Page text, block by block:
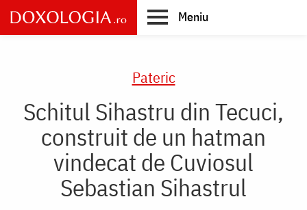
Skip
to
main
Meniu
Pateric
Schitul Sihastru din Tecuci,
construit de un hatman
vindecat de Cuviosul
Sebastian Sihastrul